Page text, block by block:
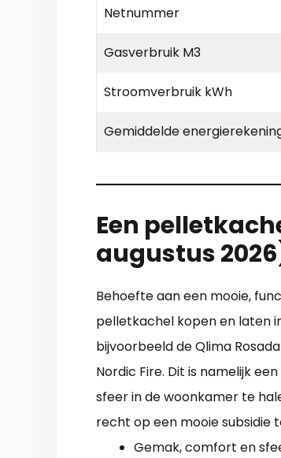
Netnummer
Gasverbruik M3
Stroomverbruik kWh
Gemiddelde
Een
augustus
Behoefte aan een mooie,
pelletkachel kopen en laten
bijvoorbeeld de Qlima
Nordic Fire. Dit is namelijk
sfeer in de woonkamer te
recht op een mooie subsidie
Gemak, comfort en